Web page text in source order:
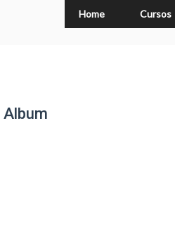
Home Cursos